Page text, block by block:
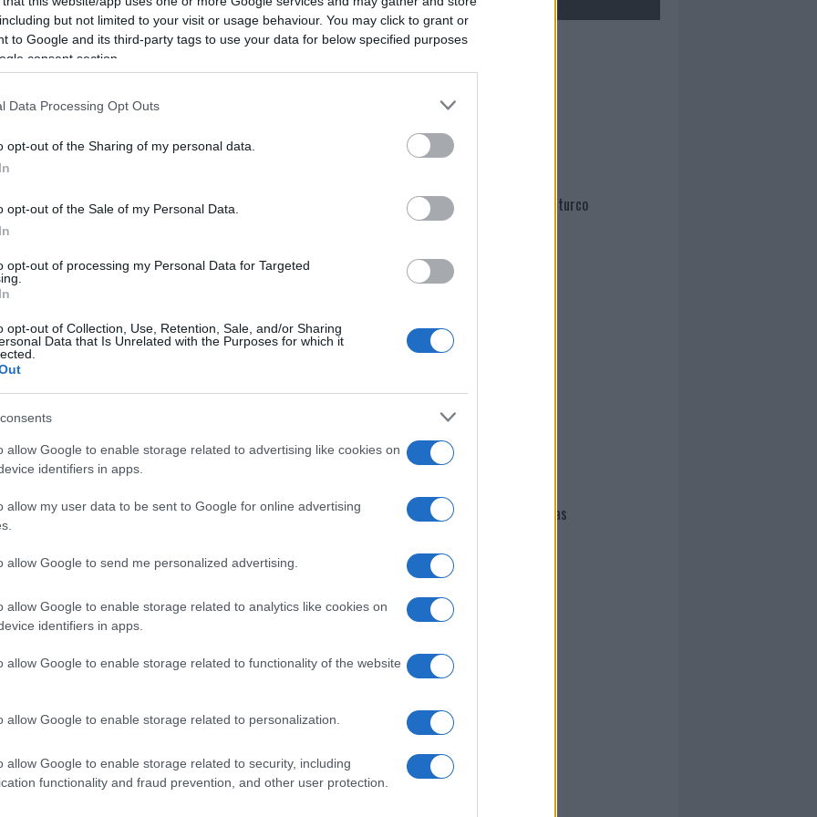
but not limited to your visit or usage behaviour. You may click to grant or
to Google and its third-party tags to use your data for below specified purposes
consent section.
Data Processing Opt Outs
opt-out of the Sharing of my personal data.
opt-out of the Sale of my Personal Data.
opt-out of processing my Personal Data for Targeted
opt-out of Collection, Use, Retention, Sale, and/or Sharing
Data that Is Unrelated with the Purposes for which it
allow Google to enable storage related to advertising like cookies on
identifiers in apps.
allow my user data to be sent to Google for online advertising
allow Google to send me personalized advertising.
allow Google to enable storage related to analytics like cookies on
identifiers in apps.
allow Google to enable storage related to functionality of the website
allow Google to enable storage related to personalization.
allow Google to enable storage related to security, including
functionality and fraud prevention, and other user protection.
cliccandoqui
nella sezione
Luras Olivastro Luras Olivastro Secolare
i tuoi video e le tue foto
+39 345 356 7512
di GalluraOggi.it
news daGoogle News
Prossimo articolo
Mario Malu
Martina Agostina Diturco
I nostri cari
I nostri cari
I nostri cari
Giovannimaria Cabras